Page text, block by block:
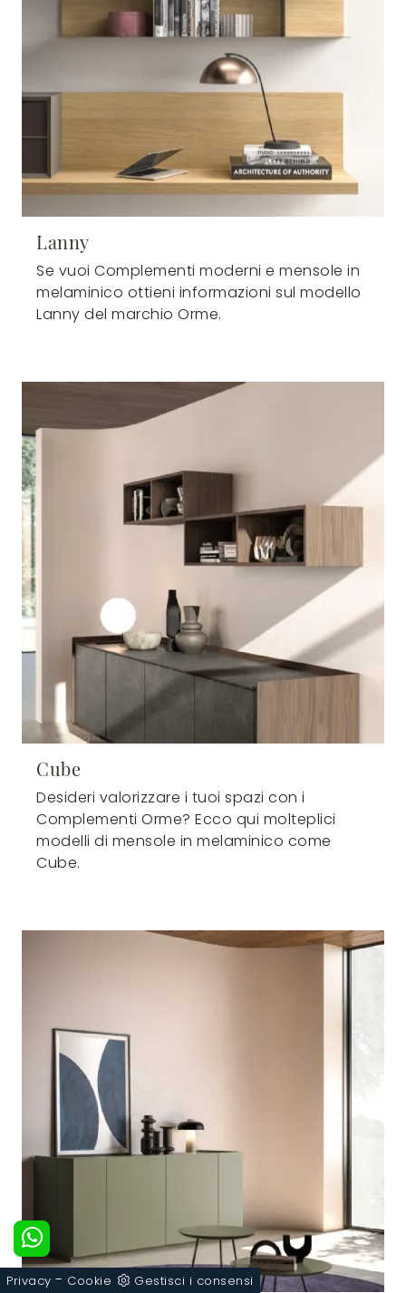
Lanny
Se vuoi Complementi moderni e mensole in
melaminico ottieni informazioni sul modello
Lanny del marchio Orme.
Cube
Desideri valorizzare i tuoi spazi con i
Complementi Orme? Ecco qui molteplici
modelli di mensole in melaminico come
Cube.
Privacy - Cookie Gestisci i consensi